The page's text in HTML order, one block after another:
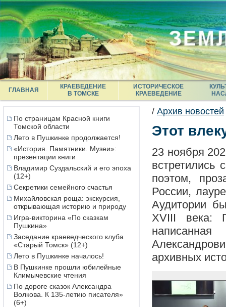
ГЛАВНАЯ
КРАЕВЕДЕНИЕ
В ТОМСКЕ
ИСТОРИЧЕСКОЕ
КРАЕВЕДЕНИЕ
По страницам Красной книги
Томской области
Лето в Пушкинке продолжается!
«История. Памятники. Музеи»:
презентации книги
Владимир Суздальский и его эпоха
(12+)
Секретики семейного счастья
Михайловская роща: экскурсия,
открывающая историю и природу
Игра-викторина «По сказкам
Пушкина»
Заседание краеведческого клуба
«Старый Томск» (12+)
Лето в Пушкинке началось!
В Пушкинке прошли юбилейные
Климычевские чтения
По дороге сказок Александра
Волкова. К 135-летию писателя»
(6+)
/ Архив новостей
Этот
23 ноября
поэтом,
России,
Аудитории
XVIII века:
архивных